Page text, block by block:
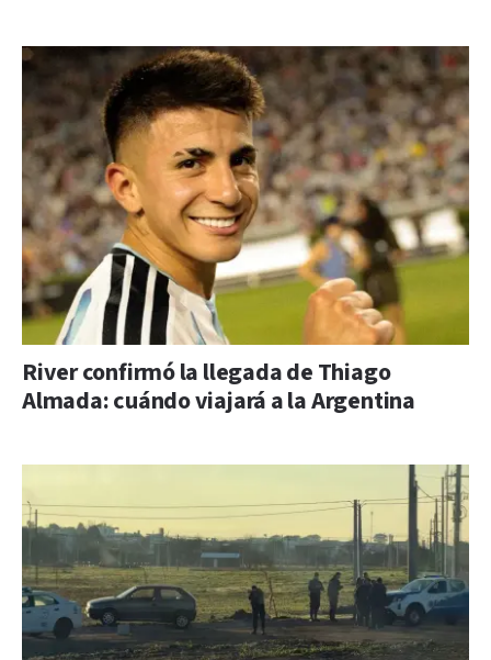
River confirmó la llegada de Thiago
Almada: cuándo viajará a la Argentina